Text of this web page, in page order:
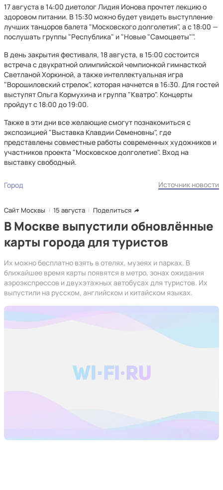
17 августа в 14:00 диетолог Лидия Ионова прочтет лекцию о
здоровом питании. В 15:30 можно будет увидеть выступление
лучших танцоров балета "Московского долголетия", а с 18:00 —
послушать группы "Республика" и "Новые "Самоцветы"".
В день закрытия фестиваля, 18 августа, в 15:00 состоится
встреча с двукратной олимпийской чемпионкой гимнасткой
Светланой Хоркиной, а также интеллектуальная игра
"Ворошиловский стрелок", которая начнется в 16:30. Для гостей
выступят Ольга Кормухина и группа "Кватро". Концерты
пройдут с 18:00 до 19:00.
Также в эти дни все желающие смогут познакомиться с
экспозицией "Выставка Клавдии Семеновны", где
представлены совместные работы современных художников и
участников проекта "Московское долголетие". Вход на
выставку свободный.
Город Источник новости
Сайт Москвы 15 августа Поделиться
В Москве выпустили обновлённые
карты города для туристов
Их можно бесплатно взять в отелях, музеях и парках. В
ближайшее время карты появятся в метро, зонах ожидания
аэроэкспрессов и двухэтажных автобусах для туристов. Их
выпустили на русском, английском и китайском языках.